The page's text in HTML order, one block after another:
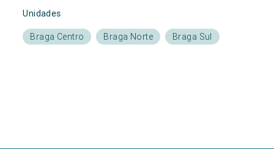
Unidades
Braga Centro Braga Norte Braga Sul